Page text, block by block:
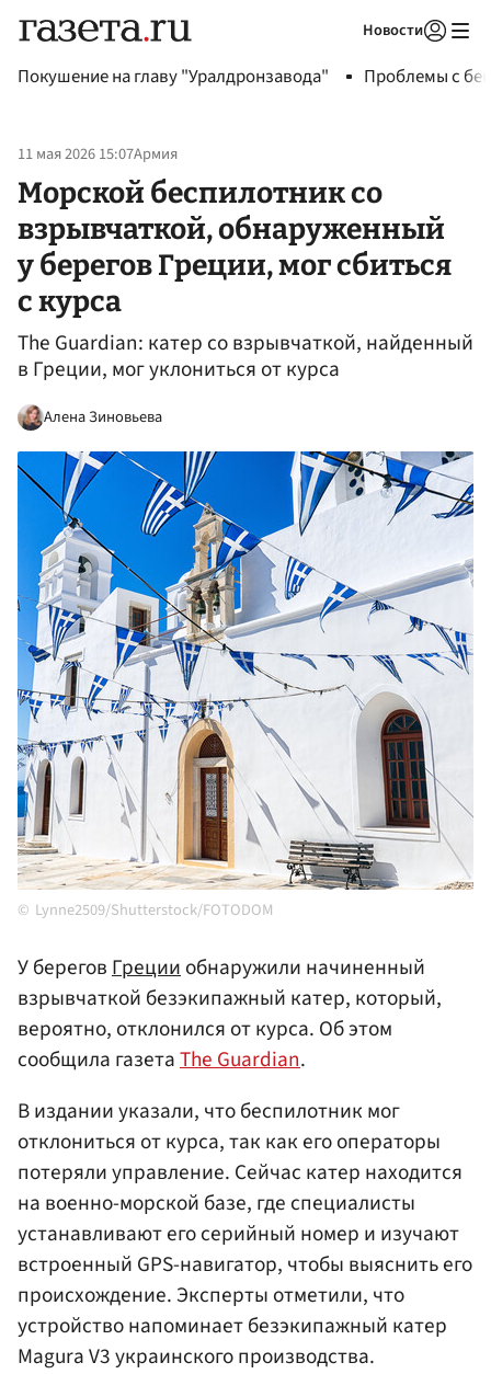
Новости
Покушение на главу "Уралдронзавода" Проблемы с
11 мая 2026 15:07Армия
Морской беспилотник со
взрывчаткой, обнаруженный
у берегов Греции, мог сбиться
с курса
The Guardian: катер со взрывчаткой, найденный
в Греции, мог уклониться от курса
Алена Зиновьева
Lynne2509/Shutterstock/FOTODOM
У береговГрецииобнаружили начиненный
взрывчаткой безэкипажный катер, который,
вероятно, отклонился от курса. Об этом
сообщила газетаThe Guardian.
В издании указали, что беспилотник мог
отклониться от курса, так как его операторы
потеряли управление. Сейчас катер находится
на военно-морской базе, где специалисты
устанавливают его серийный номер и изучают
встроенный GPS-навигатор, чтобы выяснить его
происхождение. Эксперты отметили, что
устройство напоминает безэкипажный катер
Magura V3 украинского производства.